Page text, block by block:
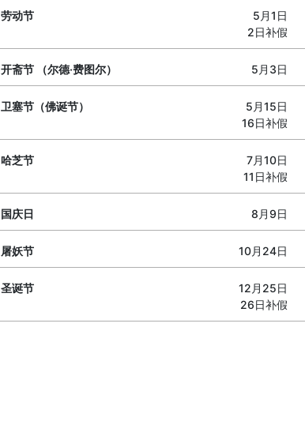
劳动节
5月1日
2日补假
开斋节 （尔德·费图尔） 5月3日
卫塞节（佛诞节）
5月15日
16日补假
哈芝节
7月10日
11日补假
国庆日 8月9日
屠妖节 10月24日
圣诞节
12月25日
26日补假